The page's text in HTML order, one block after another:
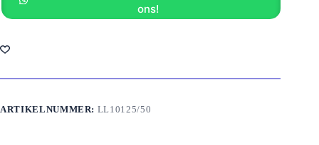
Mtr.
remslangNP**
ons!
ARTIKELNUMMER: LL10125/50